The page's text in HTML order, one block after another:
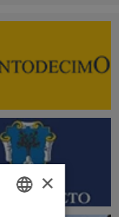
×